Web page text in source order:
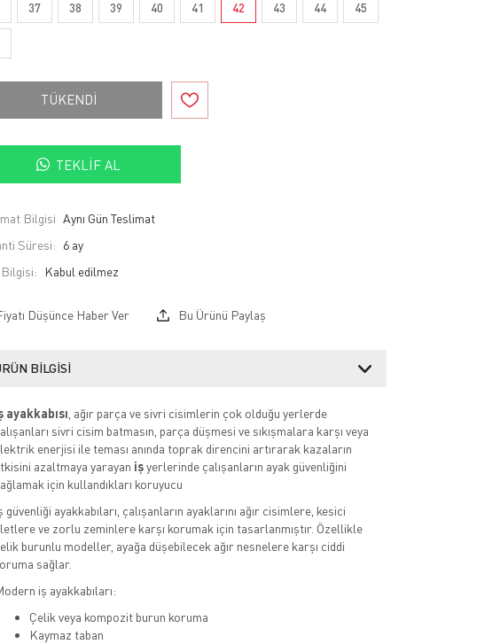
37 38 39 40 41 42 43 44 45
TÜKENDİ
TEKLIF AL
Bilgisi Aynı Gün Teslimat
Süresi: 6 ay
Bilgisi:
Düşünce Haber Ver Bu Ürünü Paylaş
BILGISI
ayakkabısı , ağır parça ve sivri cisimlerin çok olduğu yerlerde
sivri cisim batmasın, parça düşmesi ve sıkışmalara karşı veya
enerjisi ile teması anında toprak direncini artırarak kazaların
azaltmaya yarayan işyerlerinde çalışanların ayak güvenliğini
için kullandıkları koruyucu
güvenliği ayakkabıları, çalışanların ayaklarını ağır cisimlere, kesici
ve zorlu zeminlere karşı korumak için tasarlanmıştır. Özellikle
burunlu modeller, ayağa düşebilecek ağır nesnelere karşı ciddi
sağlar.
iş ayakkabıları:
Çelik veya kompozit burun koruma
Kaymaz taban